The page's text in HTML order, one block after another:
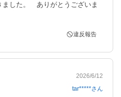
した。　ありがとうございま
違反報告
2026/6/12
tar*****さん